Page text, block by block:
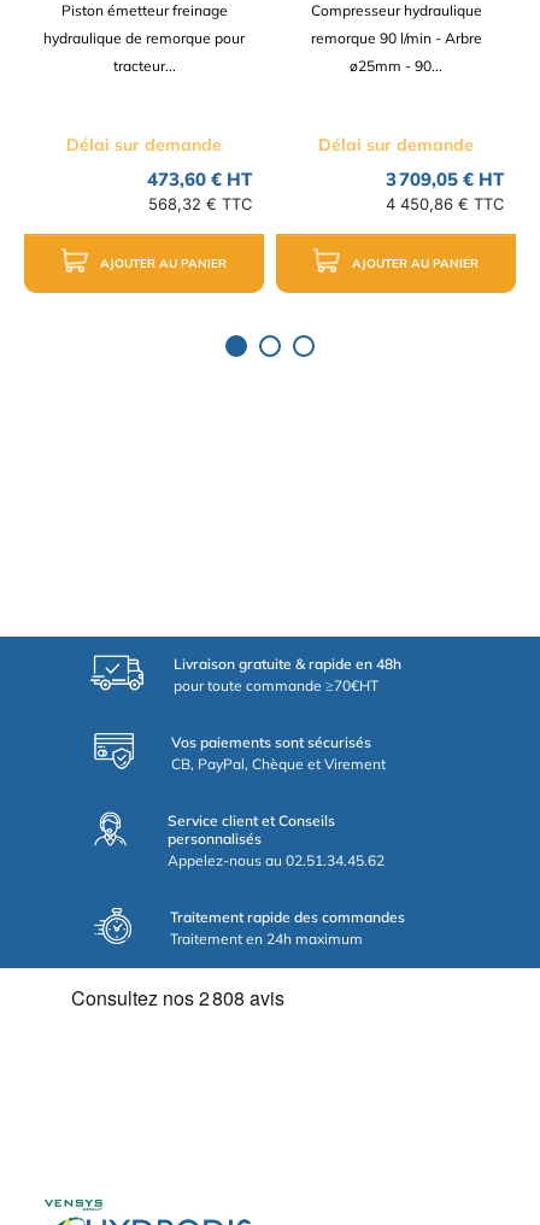
Piston émetteur freinage
hydraulique de remorque pour
tracteur...
Délai sur demande
473,60 € HT
568,32 € TTC
AJOUTER AU PANIER
Compresseur hydraulique
remorque 90 l/min - Arbre
ø25mm - 90...
Délai sur demande
3 709,05 € HT
4 450,86 € TTC
AJOUTER AU PANIER
Livraison gratuite & rapide en 48h
pour toute commande ≥70€HT
Vos paiements sont sécurisés
CB, PayPal, Chèque et Virement
Service client et Conseils
personnalisés
Appelez-nous au 02.51.34.45.62
Traitement rapide des commandes
Traitement en 24h maximum